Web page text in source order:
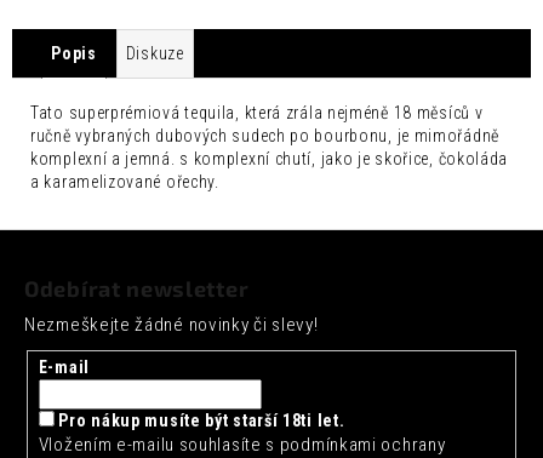
Popis Diskuze
Tato superprémiová tequila, která zrála nejméně 18 měsíců v
ručně vybraných dubových sudech po bourbonu, je mimořádně
komplexní a jemná. s komplexní chutí, jako je skořice, čokoláda
a karamelizované ořechy.
u
u
j
e
m
e
LIMETKA
42
Kč
Odebírat newsletter
Nezmeškejte žádné novinky či slevy!
E-mail
Pro nákup musíte být starší 18ti let.
Vložením e-mailu souhlasíte s podmínkami ochrany